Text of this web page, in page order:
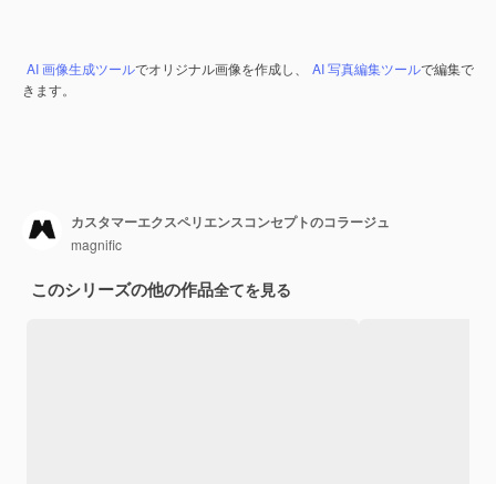
AI 画像生成ツールでオリジナル画像を作成し、 AI 写真編集ツールで編集で
きます。
カスタマーエクスペリエンスコンセプトのコラージュ
magnific
このシリーズの他の作品全てを見る